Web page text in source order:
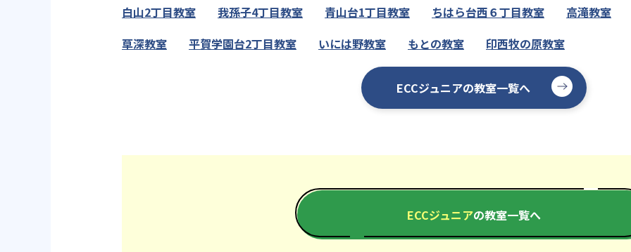
白山2丁目教室
我孫子4丁目教室 青山台1丁目教室 ちはら台西６丁目教室
高滝教室
草深教室
平賀学園台2丁目教室 いには野教室 もとの教室 印西牧の原教室
ECCジュニアの教室一覧へ
ECCジュニアの教室一覧へ